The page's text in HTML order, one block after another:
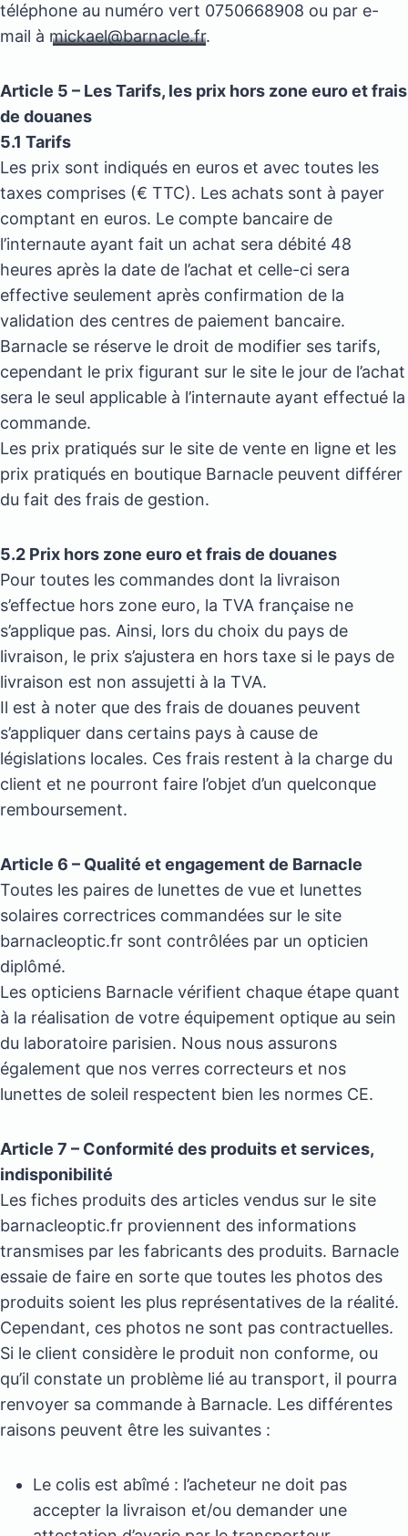
téléphone au numéro vert 0750668908 ou par e-
mail à mickael@barnacle.fr.
Article 5 – Les Tarifs, les prix hors zone euro et frais
de douanes
5.1 Tarifs
Les prix sont indiqués en euros et avec toutes les
taxes comprises (€ TTC). Les achats sont à payer
comptant en euros. Le compte bancaire de
l’internaute ayant fait un achat sera débité 48
heures après la date de l’achat et celle-ci sera
effective seulement après confirmation de la
validation des centres de paiement bancaire.
Barnacle se réserve le droit de modifier ses tarifs,
cependant le prix figurant sur le site le jour de l’achat
sera le seul applicable à l’internaute ayant effectué la
commande.
Les prix pratiqués sur le site de vente en ligne et les
prix pratiqués en boutique Barnacle peuvent différer
du fait des frais de gestion.
5.2 Prix hors zone euro et frais de douanes
Pour toutes les commandes dont la livraison
s’effectue hors zone euro, la TVA française ne
s’applique pas. Ainsi, lors du choix du pays de
livraison, le prix s’ajustera en hors taxe si le pays de
livraison est non assujetti à la TVA.
Il est à noter que des frais de douanes peuvent
s’appliquer dans certains pays à cause de
législations locales. Ces frais restent à la charge du
client et ne pourront faire l’objet d’un quelconque
remboursement.
Article 6 – Qualité et engagement de Barnacle
Toutes les paires de lunettes de vue et lunettes
solaires correctrices commandées sur le site
barnacleoptic.fr sont contrôlées par un opticien
diplômé.
Les opticiens Barnacle vérifient chaque étape quant
à la réalisation de votre équipement optique au sein
du laboratoire parisien. Nous nous assurons
également que nos verres correcteurs et nos
lunettes de soleil respectent bien les normes CE.
Article 7 – Conformité des produits et services,
indisponibilité
Les fiches produits des articles vendus sur le site
barnacleoptic.fr proviennent des informations
transmises par les fabricants des produits. Barnacle
essaie de faire en sorte que toutes les photos des
produits soient les plus représentatives de la réalité.
Cependant, ces photos ne sont pas contractuelles.
Si le client considère le produit non conforme, ou
qu’il constate un problème lié au transport, il pourra
renvoyer sa commande à Barnacle. Les différentes
raisons peuvent être les suivantes :
Le colis est abîmé : l’acheteur ne doit pas
accepter la livraison et/ou demander une